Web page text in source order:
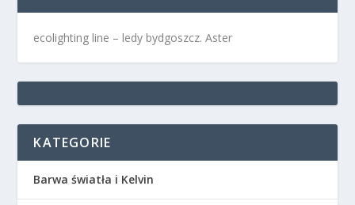
ecolighting line – ledy bydgoszcz. Aster
KATEGORIE
Barwa światła i Kelvin